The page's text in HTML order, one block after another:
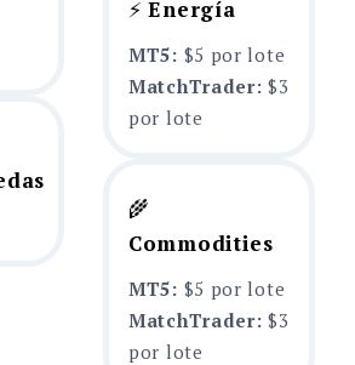
⚡Energía
MT5: $5 por lote
MatchTrader: $3
por lote
🌾
Commodities
MT5: $5 por lote
MatchTrader: $3
por lote